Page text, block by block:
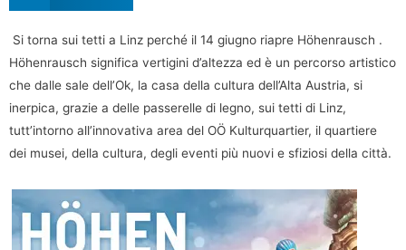
Si torna sui tetti a Linz perché il 14 giugno riapre Höhenrausch .
Höhenrausch significa vertigini d’altezza ed è un percorso artistico
che dalle sale dell’Ok, la casa della cultura dell’Alta Austria, si
inerpica, grazie a delle passerelle di legno, sui tetti di Linz,
tutt’intorno all’innovativa area del OÖ Kulturquartier, il quartiere
dei musei, della cultura, degli eventi più nuovi e sfiziosi della città.